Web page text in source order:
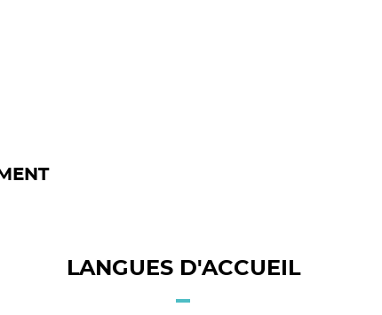
LANGUES D'ACCUEIL